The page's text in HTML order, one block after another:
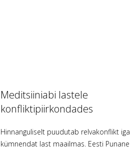
Meditsiiniabi lastele
konfliktipiirkondades
Hinnanguliselt puudutab relvakonflikt iga
kümnendat last maailmas. Eesti Punane